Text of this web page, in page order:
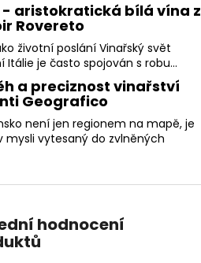
- aristokratická bílá vína z
Rovereto
životní poslání Vinařský svět
Itálie je často spojován s robu...
a preciznost vinařství
Geografico
není jen regionem na mapě, je
mysli vytesaný do zvlněných
hodnocení